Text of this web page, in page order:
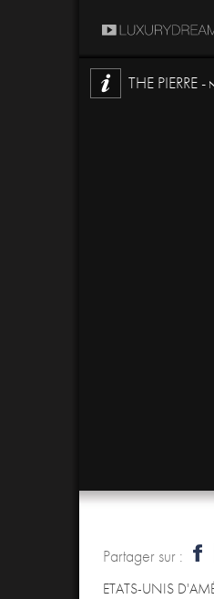
THE PIERRE -
Partager sur :
ETATS-UNIS